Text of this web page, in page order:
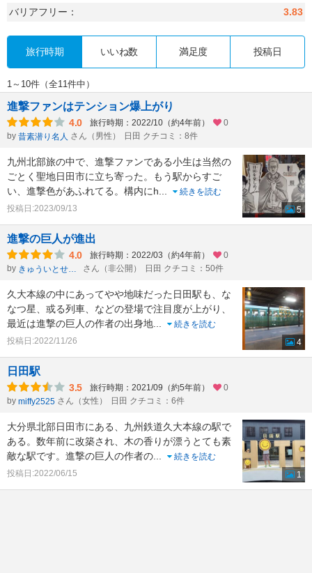
バリアフリー：
3.83
旅行時期 いいね数 満足度 投稿日
1～10件（全11件中）
進撃ファンはテンション爆上がり
4.0 旅行時期：2022/10（約4年前）
0
by 昔素潜り名人 さん（男性） 日田 クチコミ：8件
九州北部旅の中で、進撃ファンである小生は当然の
ごとく聖地日田市に立ち寄った。もう駅からすご
い、進撃色があふれてる。構内にh
続きを読む
投稿日:2023/09/13
5
進撃の巨人が進出
4.0 旅行時期：2022/03（約4年前）
0
by
きゅういとせろり さん（非公開） 日田 クチコミ：50件
久大本線の中にあってやや地味だった日田駅も、な
なつ星、或る列車、などの登場で注目度が上がり、
最近は進撃の巨人の作者の出身地
続きを読む
投稿日:2022/11/26
4
日田駅
3.5 旅行時期：2021/09（約5年前）
0
by miffy2525 さん（女性） 日田 クチコミ：6件
大分県北部日田市にある、九州鉄道久大本線の駅で
ある。数年前に改築され、木の香りが漂うとても素
敵な駅です。進撃の巨人の作者の
続きを読む
投稿日:2022/06/15
1